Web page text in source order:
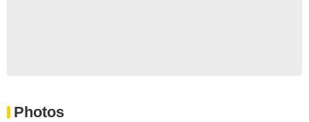
Photos